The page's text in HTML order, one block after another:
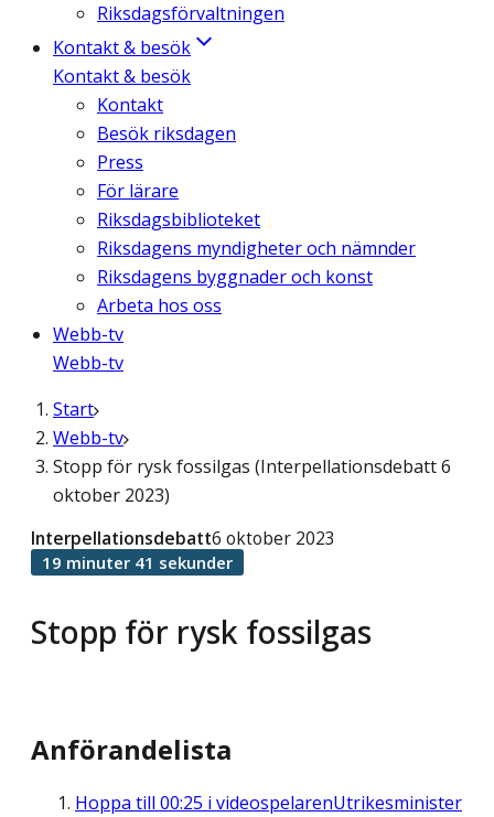
Riksdagsförvaltningen
Kontakt & besök
Kontakt & besök
Kontakt
Besök riksdagen
Press
För lärare
Riksdagsbiblioteket
Riksdagens myndigheter och nämnder
Riksdagens byggnader och konst
Arbeta hos oss
Webb-tv
Webb-tv
Start
Webb-tv
Stopp för rysk fossilgas (Interpellationsdebatt 6
oktober 2023)
Stopp för rysk fossilgas
Interpellationsdebatt6 oktober 2023
19 minuter 41 sekunder
Anförandelista
Hoppa till 00:25 i videospelarenUtrikesminister